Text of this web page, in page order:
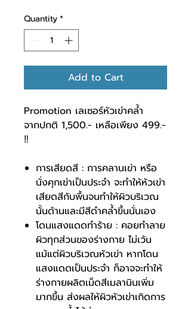
Quantity*
Add to Cart
Promotion เลเซอร์หัวเข่าคล้ำ
จากปกติ 1,500.- เหลือเพียง 499.-
‼️
การเสียดสี : การคลานเข่า หรือ
นั่งคุกเข่าเป็นประจำ จะทำให้หัวเข่า
เสียดสีกับพื้นจนทำให้ผิวบริเวณ
นั้นด้านและมีสีดำคล้ำขึ้นนั่นเอง
โดนแสงแดดทำร้าย : คอยทำลาย
ผิวทุกส่วนของร่างกาย ไม่เว้น
แม้แต่ผิวบริเวณหัวเข่า หากโดน
แสงแดดเป็นประจำ ก็อาจจะทำให้
ร่างกายผลิตเม็ดสีเมลานินเพิ่ม
มากขึ้น ส่งผลให้ผิวหัวเข่าเกิดการ